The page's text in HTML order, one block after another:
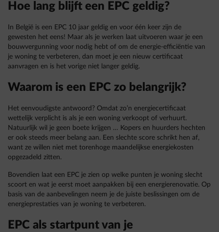
Hoe lang blijft een EPC geldig?
In België is een EPC 10 jaar geldig en voor één keer zijn de
gewesten het eens! Maar als je werken laat uitvoeren waar je een
bouwvergunning voor nodig hebt of om de energie-efficiëntie van
je woning te verbeteren, dan moet je een nieuw certificaat
aanvragen en is het vorige niet langer geldig.
Waarom is een EPC zo belangrijk?
Het eenvoudigste antwoord? Omdat zo’n energiecertificaat
wettelijk verplicht is als je een woning verkoopt of verhuurt.
Natuurlijk wil je geen boete krijgen … Kopers en huurders hechten
er ook steeds meer belang aan. Een slechte score schrikt hen af,
want ze willen niet met torenhoge maandelijkse energiekosten
opgezadeld zitten.
Bovendien laat een EPC je zien op welke punten je woning slecht
scoort en wat je eerst moet aanpakken bij een energierenovatie. Op
basis van de aanbevelingen neem je de juiste beslissingen om de
energieprestaties van je woning te verbeteren.
EPC als startpunt van je